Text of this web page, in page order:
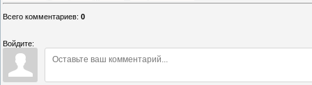
Всего комментариев: 0
Войдите: